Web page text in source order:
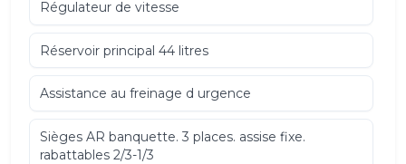
Régulateur de vitesse
Réservoir principal 44 litres
Assistance au freinage d urgence
Sièges AR banquette. 3 places. assise fixe.
rabattables 2/3-1/3